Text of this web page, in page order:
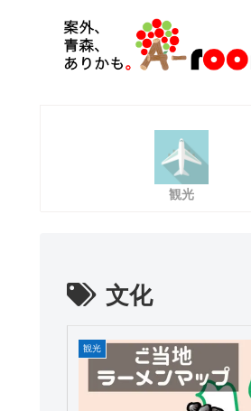
観光
文化
観光